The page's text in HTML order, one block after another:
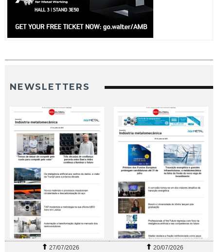
NEWSLETTERS
27/07/2026 20/07/2026